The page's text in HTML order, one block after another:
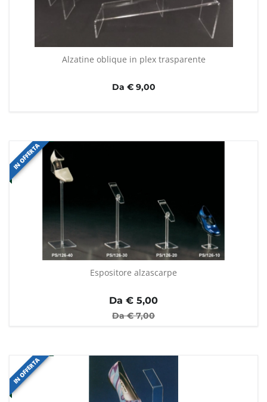
Alzatine oblique in plex trasparente
Da € 9,00
IN OFFERTA
Espositore alzascarpe
Da € 5,00
Da €7,00
IN OFFERTA